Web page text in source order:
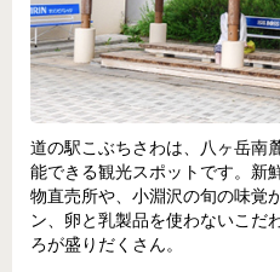
道の駅こぶちさわは、八ヶ岳南
能できる観光スポットです。新
物直売所や、小淵沢の旬の味覚
ン、卵と乳製品を使わないこだ
ろが盛りだくさん。